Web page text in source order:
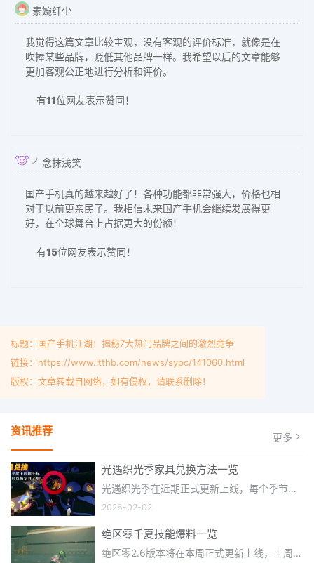
素婉纤尘
我觉得这篇文章比较主观，没有客观的评价标准，就像是在
吹捧某些品牌，贬低其他品牌一样。我希望以后的文章能够
更加客观公正地进行分析和评价。
有11位网友表示赞同！
╯念抹浅笑
国产手机真的越来越好了！各种功能都非常强大，价格也相
对于以前更亲民了。我相信未来国产手机会继续发展得更
好，在全球舞台上占据更大的份额！
有15位网友表示赞同！
标题：国产手机江湖：揭秘7大热门品牌之间的激烈竞争
链接：https://www.ltthb.com/news/sypc/141060.html
版权：文章转载自网络，如有侵权，请联系删除！
资讯推荐 更多
光遇织光季家具兑换方法一览
光遇织光季在近期正式更新上线，每个季节都有着许多全新内容和资讯可以让你来体验，不少刚体验的小伙伴想要知道
2026-02-02
绝区零千夏技能爆料一览
绝区零2.6版本将在本周正式更新上线，上周的前瞻直播官方给玩家们带来关于最新版本的卡池信息和相关活动内容，